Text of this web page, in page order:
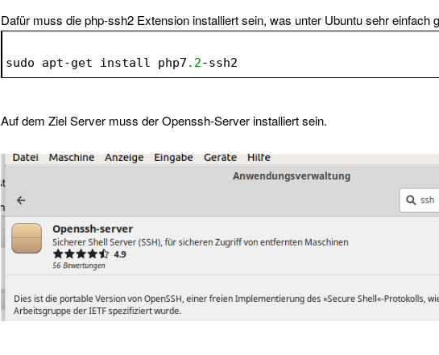
Dafür muss die php-ssh2 Extension installiert sein, was unter Ubuntu sehr einfach
sudo apt-get install php7 .2-ssh2
Auf dem Ziel Server muss der Openssh-Server installiert sein.